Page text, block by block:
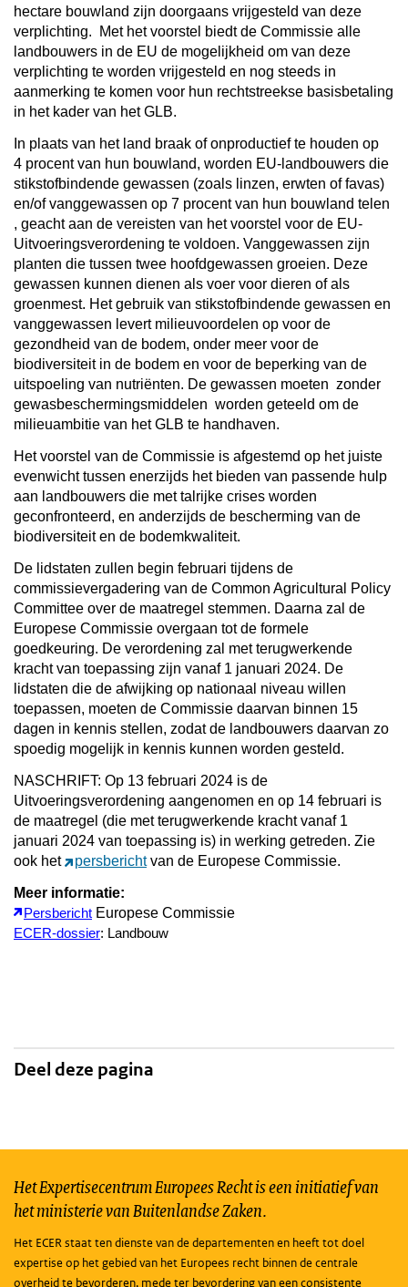
hectare bouwland zijn doorgaans vrijgesteld van deze
verplichting.
Met het voorstel biedt de Commissie alle
landbouwers in de EU de mogelijkheid om van deze
verplichting te worden vrijgesteld en nog steeds in
aanmerking te komen voor hun rechtstreekse basisbetaling
in het kader van het GLB.
In plaats van het land braak of onproductief te houden op
4 procent van hun bouwland, worden EU-landbouwers die
stikstofbindende gewassen (zoals linzen, erwten of favas)
en/of vanggewassen op 7 procent van hun bouwland telen
, geacht aan de vereisten van het voorstel voor de EU-
Uitvoeringsverordening te voldoen. Vanggewassen zijn
planten die tussen twee hoofdgewassen groeien. Deze
gewassen kunnen dienen als voer voor dieren of als
groenmest. Het gebruik van stikstofbindende gewassen en
vanggewassen levert milieuvoordelen op voor de
gezondheid van de bodem, onder meer voor de
biodiversiteit in de bodem en voor de beperking van de
uitspoeling van nutriënten. De gewassen moeten zonder
gewasbeschermingsmiddelen worden geteeld om de
milieuambitie van het GLB te handhaven.
Het voorstel van de Commissie is afgestemd op het juiste
evenwicht tussen enerzijds het bieden van passende hulp
aan landbouwers die met talrijke crises worden
geconfronteerd, en anderzijds de bescherming van de
biodiversiteit en de bodemkwaliteit.
De lidstaten zullen begin februari tijdens de
commissievergadering van de Common Agricultural Policy
Committee over de maatregel stemmen. Daarna zal de
Europese Commissie overgaan tot de formele
goedkeuring. De verordening zal met terugwerkende
kracht van toepassing zijn vanaf 1 januari 2024. De
lidstaten die de afwijking op nationaal niveau willen
toepassen, moeten de Commissie daarvan binnen 15
dagen in kennis stellen, zodat de landbouwers daarvan zo
spoedig mogelijk in kennis kunnen worden gesteld.
NASCHRIFT: Op 13 februari 2024 is de
Uitvoeringsverordening aangenomen en op 14 februari is
de maatregel (die met terugwerkende kracht vanaf 1
januari 2024 van toepassing is) in werking getreden. Zie
ook het
persberichtvan de Europese Commissie.
Meer informatie:
Persbericht Europese Commissie
ECER-dossier: Landbouw
Deel deze pagina
Het Expertisecentrum Europees Recht is een initiatief van
het ministerie van Buitenlandse Zaken.
Het ECER staat ten dienste van de departementen en heeft tot doel
expertise op het gebied van het Europees recht binnen de centrale
overheid te bevorderen, mede ter bevordering van een consistente